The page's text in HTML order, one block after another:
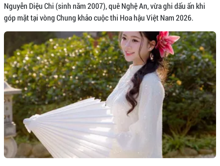
Nguyễn Diệu Chi (sinh năm 2007), quê Nghệ An, vừa ghi dấu ấn khi
góp mặt tại vòng Chung khảo cuộc thi Hoa hậu Việt Nam 2026.